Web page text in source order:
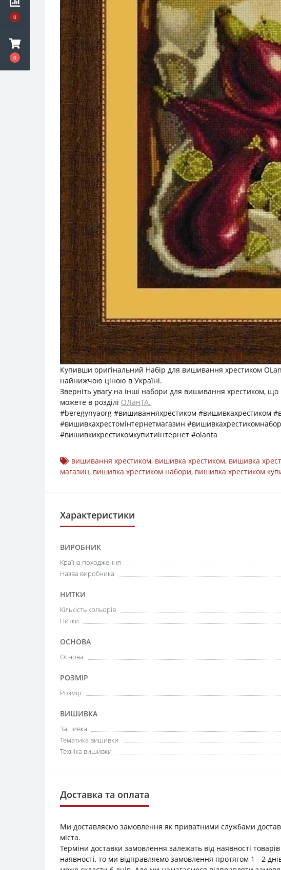
0
0
Купивши оригінальний Набір для вишивання хрестиком
найнижчою ціною в Україні.
Зверніть увагу на інші набори для вишивання хрестиком,
можете в розділі ОЛанТА.
#beregynyaorg #вишиванняхрестиком #вишивкахрестиком
#вишивкахрестомінтернетмагазин
#вишивкихрестикомкупитиінтернет #olanta
вишивання хрестиком, вишивка хрестиком, вишивка
магазин, вишивка хрестиком набори, вишивка хрестиком
Характеристики
ВИРОБНИК
Країна походження
Назва виробника
НИТКИ
Кількість кольорів
Нитки
ОСНОВА
Основа
РОЗМІР
Розмір
ВИШИВКА
Зашивка
Тематика вишивки
Техніка вишивки
Доставка та оплата
Ми доставляємо замовлення як приватними службами
міста.
Терміни доставки замовлення залежать від наявності
наявності, то ми відправляємо замовлення протягом 1 - 2